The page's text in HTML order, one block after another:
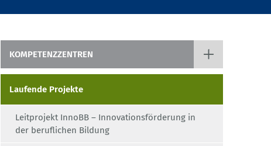
KOMPETENZZENTREN
Laufende Projekte
Laufende Projekte
Leitprojekt InnoBB – Innovationsförderung in
der beruflichen Bildung